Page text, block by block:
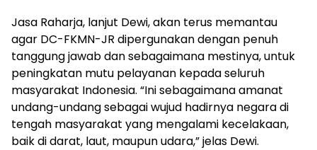
Jasa Raharja, lanjut Dewi, akan terus memantau
agar DC-FKMN-JR dipergunakan dengan penuh
tanggung jawab dan sebagaimana mestinya, untuk
peningkatan mutu pelayanan kepada seluruh
masyarakat Indonesia. “Ini sebagaimana amanat
undang-undang sebagai wujud hadirnya negara di
tengah masyarakat yang mengalami kecelakaan,
baik di darat, laut, maupun udara,” jelas Dewi.